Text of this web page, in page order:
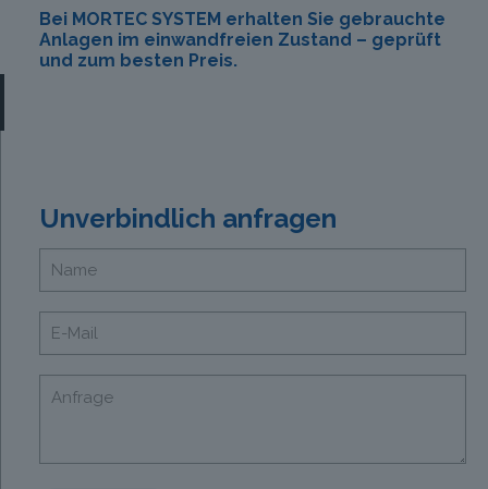
Bei MORTEC SYSTEM erhalten Sie gebrauchte
Anlagen im einwandfreien Zustand – geprüft
und zum besten Preis.
Unverbindlich anfragen